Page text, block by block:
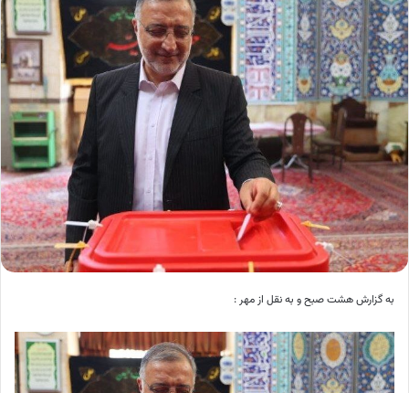
به گزارش هشت صبح و به نقل از مهر :